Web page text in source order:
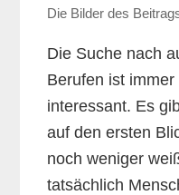
Die Bilder des
Die Suche nach
Berufen ist
interessant. Es
auf den ersten
noch weniger
tatsächlich